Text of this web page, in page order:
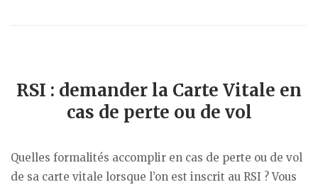
RSI : demander la Carte Vitale en
cas de perte ou de vol
Quelles formalités accomplir en cas de perte ou de vol
de sa carte vitale lorsque l’on est inscrit au RSI ? Vous